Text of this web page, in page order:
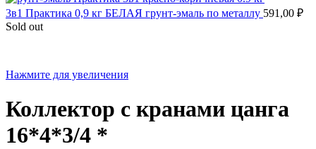
3в1 Практика 0,9 кг БЕЛАЯ грунт-эмаль по металлу 591,00 ₽
Sold out
Нажмите для увеличения
Коллектор с кранами цанга
16*4*3/4 *